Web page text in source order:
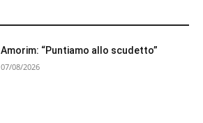
Amorim: “Puntiamo allo scudetto”
07/08/2026